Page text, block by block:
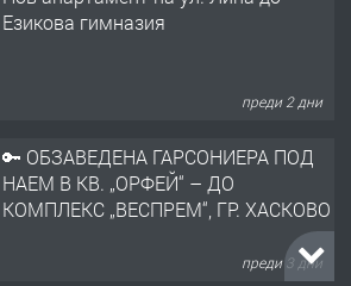
Езикова гимназия
преди 2 дни
🔑 ОБЗАВЕДЕНА ГАРСОНИЕРА ПОД
НАЕМ В КВ. „ОРФЕЙ“ – ДО
КОМПЛЕКС „ВЕСПРЕМ“, ГР. ХАСКОВО
преди 3 дни